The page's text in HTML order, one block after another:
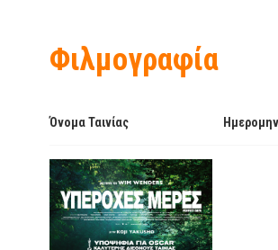
Φιλμογραφία
Όνομα Ταινίας